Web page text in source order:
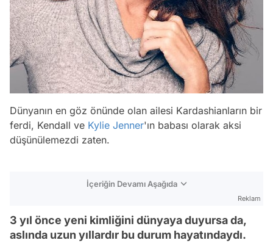
Dünyanın en göz önünde olan ailesi Kardashianların bir
ferdi, Kendall ve Kylie Jenner'ın babası olarak aksi
düşünülemezdi zaten.
İçeriğin Devamı Aşağıda
Reklam
3 yıl önce yeni kimliğini dünyaya duyursa da,
aslında uzun yıllardır bu durum hayatındaydı.